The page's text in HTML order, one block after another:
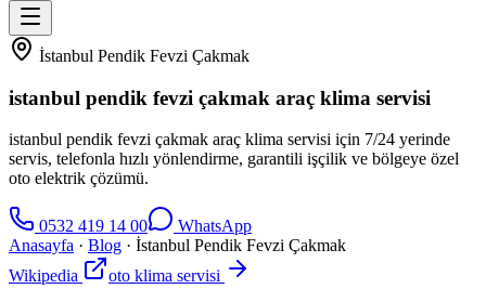
İstanbul Pendik Fevzi Çakmak
istanbul pendik fevzi çakmak araç klima servisi
istanbul pendik fevzi çakmak araç klima servisi için 7/24 yerinde
servis, telefonla hızlı yönlendirme, garantili işçilik ve bölgeye özel
oto elektrik çözümü.
0532 419 14 00
WhatsApp
Anasayfa · Blog · İstanbul Pendik Fevzi Çakmak
Wikipedia
oto klima servisi